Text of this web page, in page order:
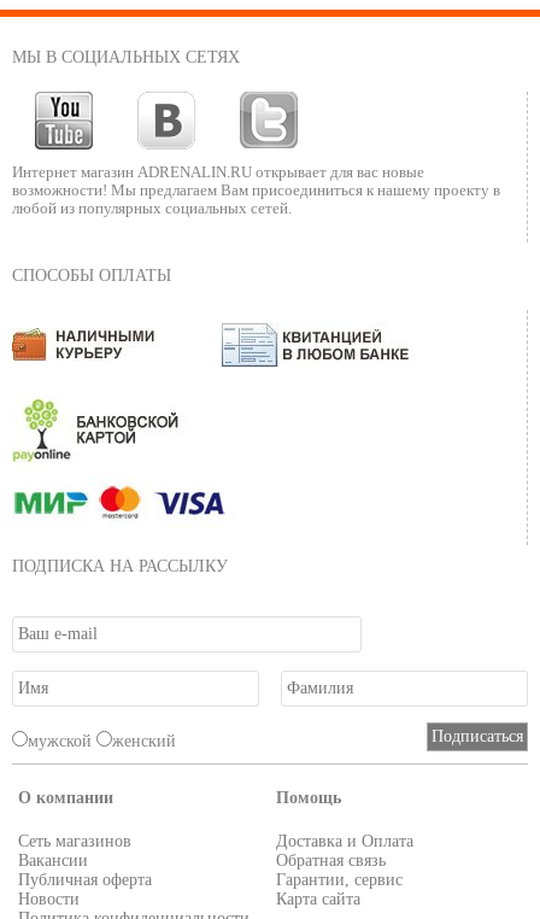
МЫ В СОЦИАЛЬНЫХ СЕТЯХ
Интернет магазин ADRENALIN.RU открывает для вас новые
возможности! Мы предлагаем Вам присоединиться к нашему проекту в
любой из популярных социальных сетей.
СПОСОБЫ ОПЛАТЫ
ПОДПИСКА НА РАССЫЛКУ
мужской женский
О компании
Сеть магазинов
Вакансии
Публичная оферта
Новости
Помощь
Доставка и Оплата
Обратная связь
Гарантии, сервис
Карта сайта